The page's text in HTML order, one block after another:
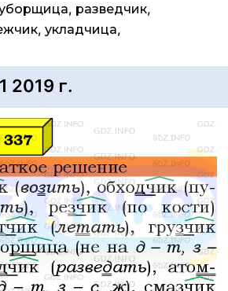
разведчик,
укладчица,
г.